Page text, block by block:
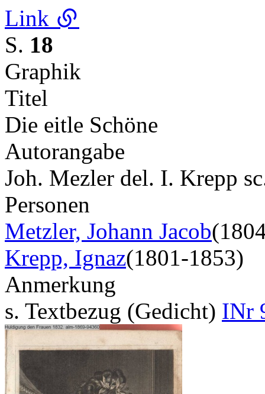
Link
S. 18
Graphik
Titel
Die eitle Schöne
Autorangabe
Joh. Mezler del. I. Krepp
Personen
Metzler, Johann Jacob
Krepp, Ignaz(1801-1853)
Anmerkung
s. Textbezug (Gedicht) INr